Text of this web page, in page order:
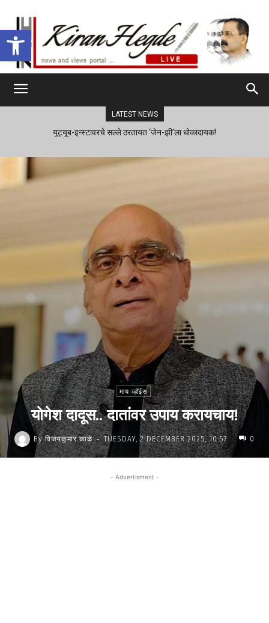
Open toolbar
LATEST NEWS
युट्यूब-इन्स्टावरचे सल्ले ठरतायत ‘जेन-झी’ला धोकादायक!
माय व्हॉईस
योगेश दादूस.. दातांवर उपाय करायचाय!
By विजयकुमार काळे - TUESDAY, 2 DECEMBER 2025, 10:57 0
- Advertisment -